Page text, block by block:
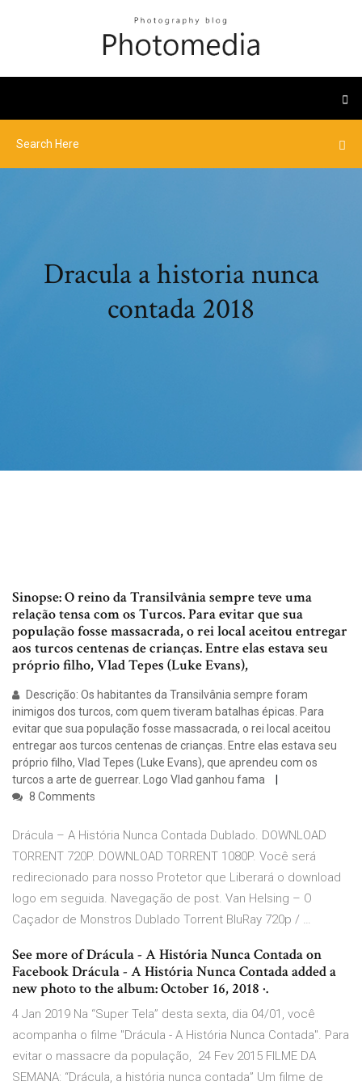
Dracula a historia nunca
contada 2018
Sinopse: O reino da Transilvânia sempre teve uma
relação tensa com os Turcos. Para evitar que sua
população fosse massacrada, o rei local aceitou entregar
aos turcos centenas de crianças. Entre elas estava seu
próprio filho, Vlad Tepes (Luke Evans),
Descrição: Os habitantes da Transilvânia sempre foram
inimigos dos turcos, com quem tiveram batalhas épicas. Para
evitar que sua população fosse massacrada, o rei local aceitou
entregar aos turcos centenas de crianças. Entre elas estava seu
próprio filho, Vlad Tepes (Luke Evans), que aprendeu com os
turcos a arte de guerrear. Logo Vlad ganhou fama
8 Comments
Drácula – A História Nunca Contada Dublado. DOWNLOAD
TORRENT 720P. DOWNLOAD TORRENT 1080P. Você será
redirecionado para nosso Protetor que Liberará o download
logo em seguida. Navegação de post. Van Helsing – O
Caçador de Monstros Dublado Torrent BluRay 720p / …
See more of Drácula - A História Nunca Contada on
Facebook Drácula - A História Nunca Contada added a
new photo to the album: October 16, 2018 ·.
4 Jan 2019 Na “Super Tela” desta sexta, dia 04/01, você
acompanha o filme "Drácula - A História Nunca Contada". Para
evitar o massacre da população, 24 Fev 2015 FILME DA
SEMANA: “Drácula, a história nunca contada” Um filme de